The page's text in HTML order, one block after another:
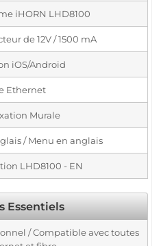
iHORN LHD8100
de 12V / 1500 mA
iOS/Android
Ethernet
Murale
/ Menu en anglais
LHD8100 - EN
Essentiels
/ Compatible avec toutes